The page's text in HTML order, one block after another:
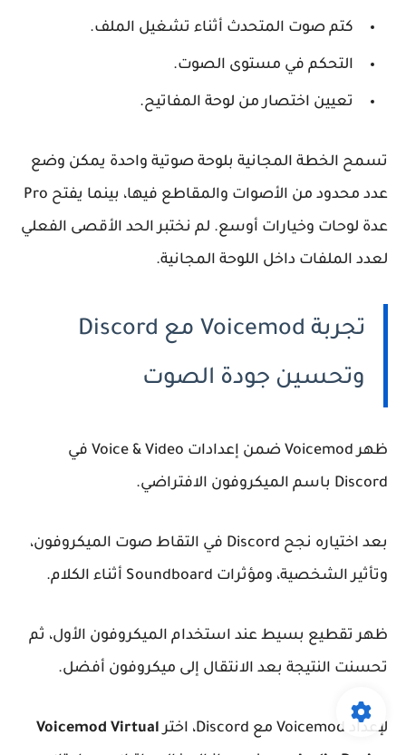
كتم صوت المتحدث أثناء تشغيل الملف.
التحكم في مستوى الصوت.
تعيين اختصار من لوحة المفاتيح.
تسمح الخطة المجانية بلوحة صوتية واحدة يمكن وضع
عدد محدود من الأصوات والمقاطع فيها، بينما يفتح Pro
عدة لوحات وخيارات أوسع. لم نختبر الحد الأقصى الفعلي
لعدد الملفات داخل اللوحة المجانية.
تجربة Voicemod مع Discord
وتحسين جودة الصوت
ظهر Voicemod ضمن إعدادات Voice & Video في
Discord باسم الميكروفون الافتراضي.
بعد اختياره نجح Discord في التقاط صوت الميكروفون،
وتأثير الشخصية، ومؤثرات Soundboard أثناء الكلام.
ظهر تقطيع بسيط عند استخدام الميكروفون الأول، ثم
تحسنت النتيجة بعد الانتقال إلى ميكروفون أفضل.
لإعداد Voicemod مع Discord، اختر
Voicemod Virtual